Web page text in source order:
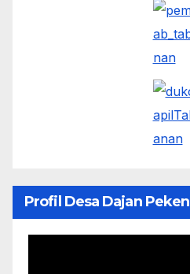
Profil Desa Dajan Peken